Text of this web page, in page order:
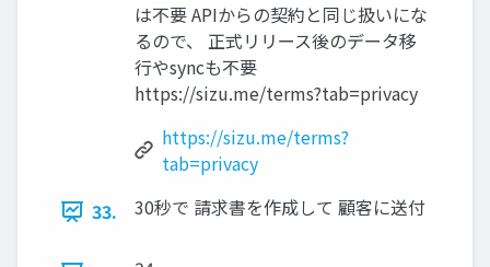
は不要 APIからの契約と同じ扱いにな
るので、 正式リリース後のデータ移
行やsyncも不要
https://sizu.me/terms?tab=privacy
https://sizu.me/terms?
tab=privacy
33.
30秒で 請求書を作成して 顧客に送付